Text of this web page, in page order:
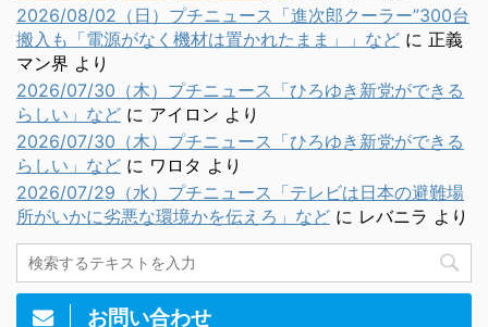
2026/08/02（日）プチニュース「進次郎クーラー”300台
搬入も「電源がなく機材は置かれたまま」」など に 正義
マン界 より
2026/07/30（木）プチニュース「ひろゆき新党ができる
らしい」など に アイロン より
2026/07/30（木）プチニュース「ひろゆき新党ができる
らしい」など に ワロタ より
2026/07/29（水）プチニュース「テレビは日本の避難場
所がいかに劣悪な環境かを伝えろ」など に レバニラ より
お問い合わせ